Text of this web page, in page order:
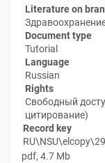
Literature on
Document type
Tutorial
Language
Russian
Rights
Свободный
цитирование)
Record key
pdf, 4.7 Mb